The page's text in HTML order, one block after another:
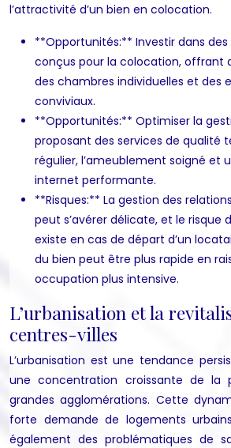
l’attractivité d’un bien en colocation.
**Opportunités:** Investir dans
conçus pour la colocation, offrant
des chambres individuelles et des
conviviaux.
**Opportunités:** Optimiser la
proposant des services de qualité
régulier, l’ameublement soigné et
internet performante.
**Risques:** La gestion des
peut s’avérer délicate, et le risque
existe en cas de départ d’un
du bien peut être plus rapide en
occupation plus intensive.
L’urbanisation et la
centres-villes
L’urbanisation est une tendance
une concentration croissante de la
grandes agglomérations. Cette
forte demande de logements
également des problématiques de